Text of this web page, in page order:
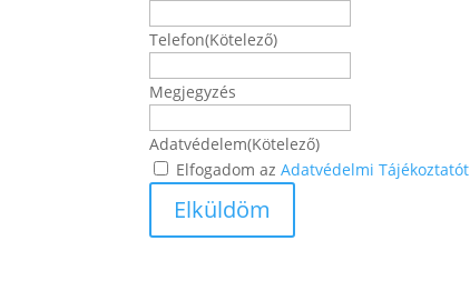
Telefon(Kötelező)
Megjegyzés
Adatvédelem(Kötelező)
Elfogadom azAdatvédelmi Tájékoztatót